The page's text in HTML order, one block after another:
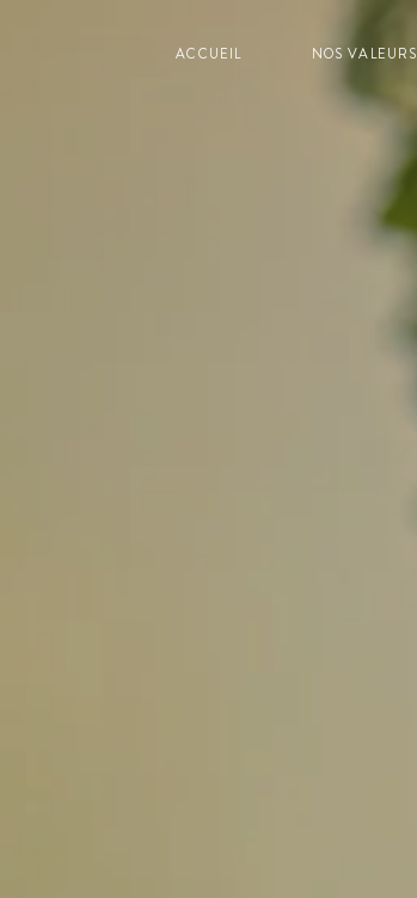
ACCUEIL NOS VALEURS